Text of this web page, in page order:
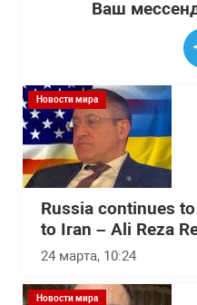
Ваш
Новости мира
Russia continues
to Iran – Ali Reza
24 марта, 10:24
Новости мира